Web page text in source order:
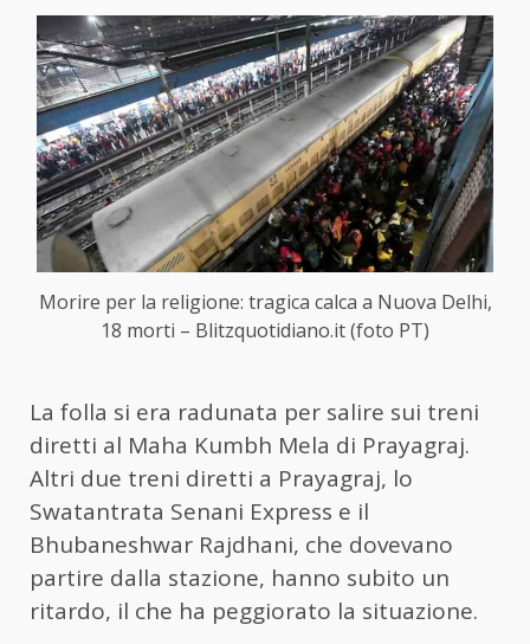
Morire per la religione: tragica calca a Nuova Delhi,
18 morti – Blitzquotidiano.it (foto PT)
La folla si era radunata per salire sui treni
diretti al Maha Kumbh Mela di Prayagraj.
Altri due treni diretti a Prayagraj, lo
Swatantrata Senani Express e il
Bhubaneshwar Rajdhani, che dovevano
partire dalla stazione, hanno subito un
ritardo, il che ha peggiorato la situazione.